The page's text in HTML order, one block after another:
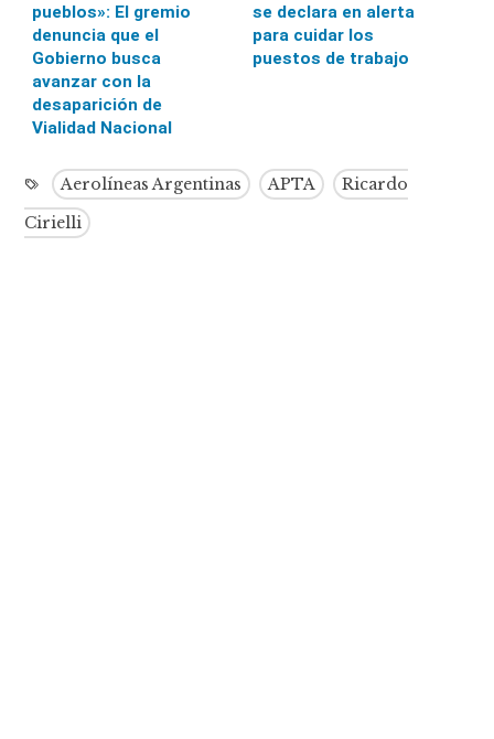
pueblos»: El gremio
denuncia que el
Gobierno busca
avanzar con la
desaparición de
Vialidad Nacional
se declara en alerta
para cuidar los
puestos de trabajo
Aerolíneas Argentinas APTA
Ricardo
Cirielli